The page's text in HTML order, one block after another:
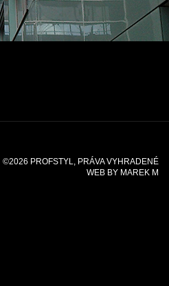
©2026 PROFSTYL, PRÁVA VYHRADENÉ
WEB BY MAREK M